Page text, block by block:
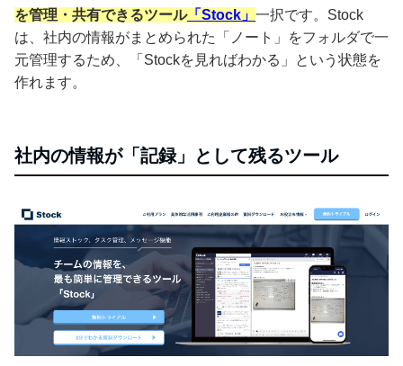
を管理・共有できるツール「Stock」 一択です。Stock
は、社内の情報がまとめられた「ノート」をフォルダで一
元管理するため、「Stockを見ればわかる」という状態を
作れます。
社内の情報が「記録」として残るツール